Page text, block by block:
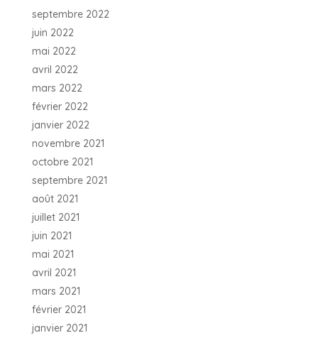
septembre 2022
juin 2022
mai 2022
avril 2022
mars 2022
février 2022
janvier 2022
novembre 2021
octobre 2021
septembre 2021
août 2021
juillet 2021
juin 2021
mai 2021
avril 2021
mars 2021
février 2021
janvier 2021